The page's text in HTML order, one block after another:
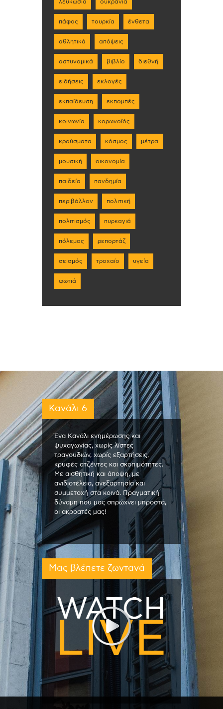
λευκωσία ουκρανία
πάφος τουρκία ένθετα
αθλητικά απόψεις
αστυνομικά βιβλίο διεθνή
ειδήσεις εκλογές
εκπαίδευση εκπομπές
κοινωνία κορωνοϊός
κρούσματα κόσμος μέτρα
μουσική οικονομία
παιδεία πανδημία
περιβάλλον πολιτική
πολιτισμός πυρκαγιά
πόλεμος ρεπορτάζ
σεισμός τροχαίο υγεία
φωτιά
Κανάλι 6
Ένα Κανάλι ενημέρωσης και
ψυχαγωγίας, χωρίς λίστες
τραγουδιών, χωρίς εξαρτήσεις,
κρυφές ατζέντες και σκοπιμότητες.
Με αισθητική και άποψη, με
ανιδιοτέλεια, ανεξαρτησία και
συμμετοχή στα κοινά. Πραγματική
δύναμη που μας σπρώχνει μπροστά,
οι ακροατές μας!
Μας βλέπετε ζωντανά